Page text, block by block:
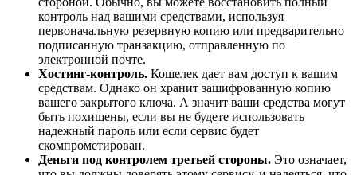
контроль над вашими средствами, используя
первоначальную резервную копию или предварительно
подписанную транзакцию, отправленную по
электронной почте.
Хостинг-контроль. Кошелек дает вам доступ к вашим
средствам. Однако он хранит зашифрованную копию
вашего закрытого ключа. А значит ваши средства могут
быть похищены, если вы не будете использовать
надежный пароль или если сервис будет
скомпрометирован.
Деньги под контролем третьей стороны. Это означает,